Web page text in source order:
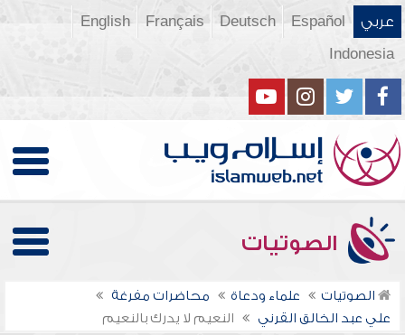
عربي Español
Deutsch
Français
English
Indonesia
الصوتيات
الصوتيات علماء ودعاة
محاضرات مفرغة
علي عبد الخالق القرني
النعيم لا يدرك بالنعيم